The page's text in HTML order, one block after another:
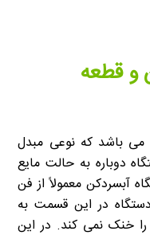
و قطعه
می باشد که نوعی مبدل
دوباره به حالت مایع
آبسردکن معمولاً از فن
در این قسمت به
خنک نمی کند. در این